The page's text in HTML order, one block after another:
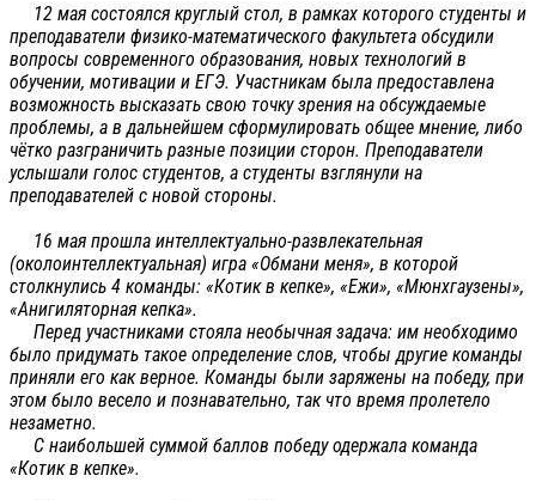
12 мая состоялся круглый стол, в рамках которого студенты и
преподаватели физико-математического факультета обсудили
вопросы современного образования, новых технологий в
обучении, мотивации и ЕГЭ. Участникам была предоставлена
возможность высказать свою точку зрения на обсуждаемые
проблемы, а в дальнейшем сформулировать общее мнение, либо
чётко разграничить разные позиции сторон. Преподаватели
услышали голос студентов, а студенты взглянули на
преподавателей с новой стороны.
16 мая прошла интеллектуально-развлекательная
(околоинтеллектуальная) игра «Обмани меня», в которой
столкнулись 4 команды: «Котик в кепке», «Ежи», «Мюнхгаузены»,
«Анигиляторная кепка».
Перед участниками стояла необычная задача: им необходимо
было придумать такое определение слов, чтобы другие команды
приняли его как верное. Команды были заряжены на победу, при
этом было весело и познавательно, так что время пролетело
незаметно.
С наибольшей суммой баллов победу одержала команда
«Котик в кепке».